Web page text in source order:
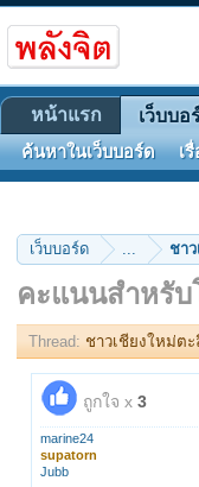
เว็บบอร์ด ... ชา
คะแนนสำหรับ
Thread: ชาวเชียงใหม่ต
ถูกใจ x 3
marine24
supatorn
Jubb
หน้าแรก เว็บบอ
ค้นหาในเว็บบอร์ด เ